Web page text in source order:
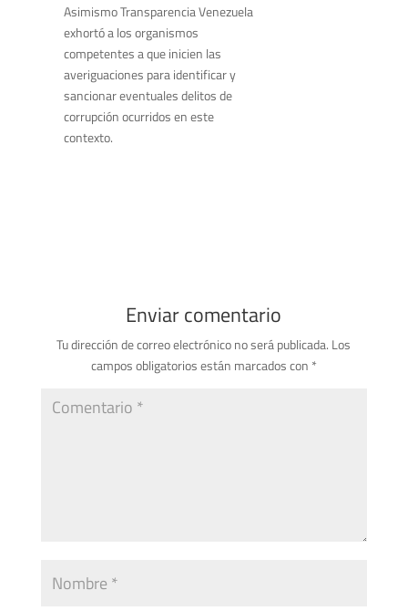
Asimismo Transparencia Venezuela
exhortó a los organismos
competentes a que inicien las
averiguaciones para identificar y
sancionar eventuales delitos de
corrupción ocurridos en este
contexto.
Enviar comentario
Tu dirección de correo electrónico no será publicada. Los
campos obligatorios están marcados con *